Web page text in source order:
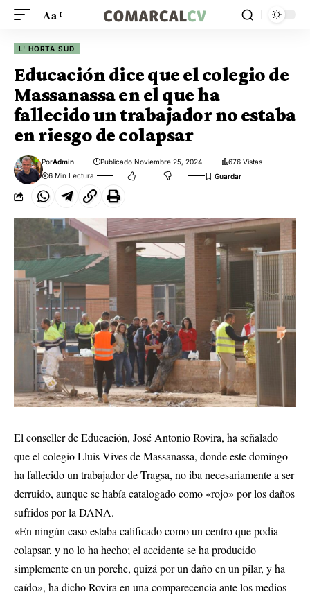
Aa
L' HORTA SUD
Educación dice que el colegio de
Massanassa en el que ha
fallecido un trabajador no estaba
en riesgo de colapsar
PorAdmin Publicado Noviembre 25, 2024
676 Vistas
6 Min Lectura
El conseller de Educación, José Antonio Rovira, ha señalado
que el colegio Lluís Vives de Massanassa, donde este domingo
ha fallecido un trabajador de Tragsa, no iba necesariamente a ser
derruido, aunque se había catalogado como «rojo» por los daños
sufridos por la DANA.
«En ningún caso estaba calificado como un centro que podía
colapsar, y no lo ha hecho; el accidente se ha producido
simplemente en un porche, quizá por un daño en un pilar, y ha
caído», ha dicho Rovira en una comparecencia ante los medios